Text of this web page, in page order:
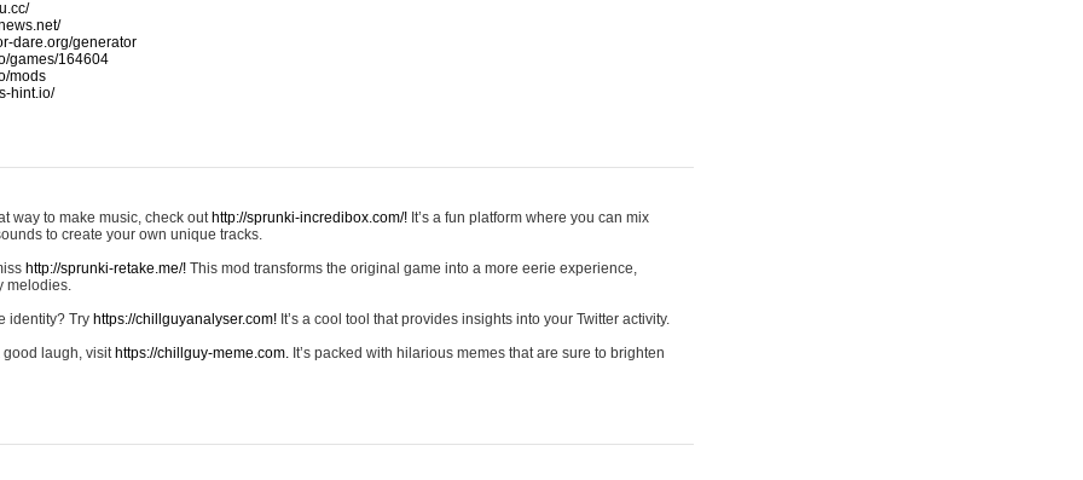
dare.org/generator
games/164604
mods
hint.io/
way to make music, check out http://sprunki-incredibox.com/! It’s a fun platform where you can mix
to create your own unique tracks.
http://sprunki-retake.me/! This mod transforms the original game into a more eerie experience,
melodies.
identity? Try https://chillguyanalyser.com! It’s a cool tool that provides insights into your Twitter activity.
good laugh, visit https://chillguy-meme.com. It’s packed with hilarious memes that are sure to brighten